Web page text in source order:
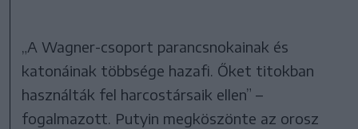
„A Wagner-csoport parancsnokainak és
katonáinak többsége hazafi. Őket titokban
használták fel harcostársaik ellen” –
fogalmazott. Putyin megköszönte az orosz